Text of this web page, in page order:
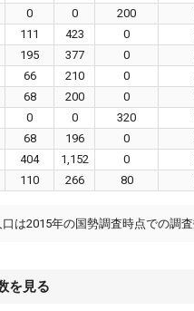
0 0 200
111 423 0
195 377 0
66 210 0
68 200 0
0 0 320
68 196 0
404 1,152 0
110 266 80
は2015年の国勢調査時点での調
を見る